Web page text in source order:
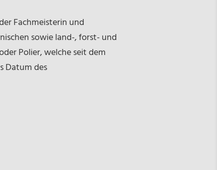
Fachmeisterin und
sowie land-, forst- und
Polier, welche seit dem
Datum des